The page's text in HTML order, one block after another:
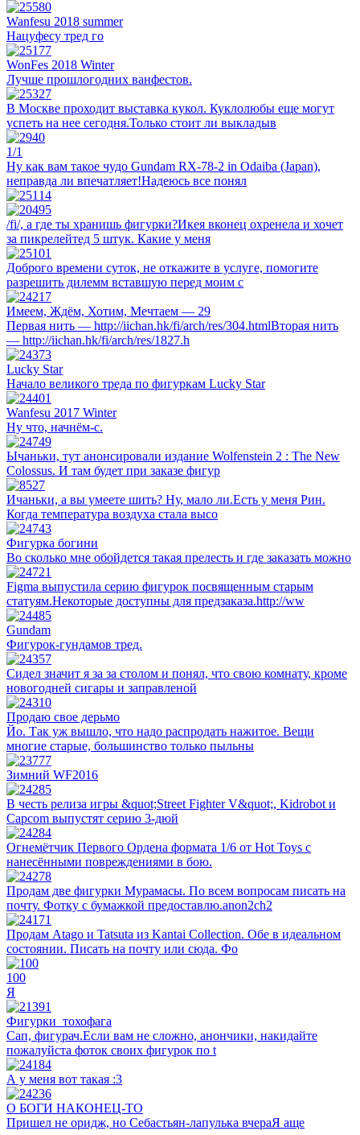
Wanfesu 2018 summer
Нацуфесу тред го
WonFes 2018 Winter
Лучше прошлогодних ванфестов.
В Москве проходит выставка кукол. Куклолюбы еще могут
успеть на нее сегодня.Только стоит ли выкладыв
1/1
Ну как вам такое чудо Gundam RX-78-2 in Odaiba (Japan),
неправда ли впечатляет!Надеюсь все понял
/fi/, а где ты хранишь фигурки?Икея вконец охренела и хочет
за пикрелейтед 5 штук. Какие у меня
Доброго времени суток, не откажите в услуге, помогите
разрешить дилемм вставшую перед моим с
Имеем, Ждём, Хотим, Мечтаем — 29
Первая нить — http://iichan.hk/fi/arch/res/304.htmlВторая нить
— http://iichan.hk/fi/arch/res/1827.h
Lucky Star
Начало великого треда по фигуркам Lucky Star
Wanfesu 2017 Winter
Ну что, начнём-с.
Ычаньки, тут анонсировали издание Wolfenstein 2 : The New
Colossus. И там будет при заказе фигур
Ичаньки, а вы умеете шить? Ну, мало ли.Есть у меня Рин.
Когда температура воздуха стала высо
Фигурка богини
Во сколько мне обойдется такая прелесть и где заказать можно
Figma выпустила серию фигурок посвященным старым
статуям.Некоторые доступны для предзаказа.http://ww
Gundam
Фигурок-гундамов тред.
Сидел значит я за за столом и понял, что свою комнату, кроме
новогодней сигары и заправленой
Продаю свое дерьмо
Йо. Так уж вышло, что надо распродать нажитое. Вещи
многие старые, большинство только пыльны
Зимний WF2016
В честь релиза игры &quot;Street Fighter V&quot;, Kidrobot и
Capcom выпустят серию 3-дюй
Огнемётчик Первого Ордена формата 1/6 от Hot Toys с
нанесёнными повреждениями в бою.
Продам две фигурки Мурамасы. По всем вопросам писать на
почту. Фотку с бумажкой предоставлю.anon2ch2
Продам Atago и Tatsuta из Kantai Collection. Обе в идеальном
состоянии. Писать на почту или сюда. Фо
100
Я
Фигурки_тохофага
Сап, фигурач.Если вам не сложно, анончики, накидайте
пожалуйста фоток своих фигурок по t
А у меня вот такая :3
О БОГИ НАКОНЕЦ-ТО
Пришел не оридж, но Себастьян-лапулька вчераЯ аще